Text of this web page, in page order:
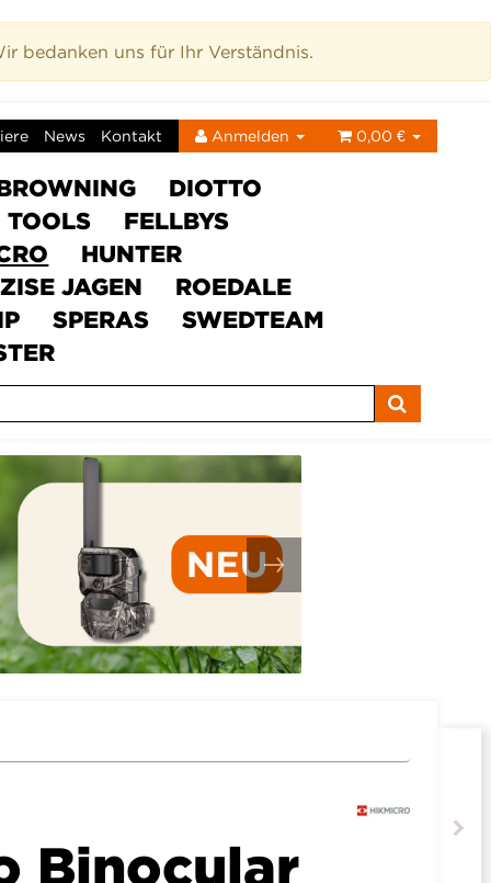
bedanken uns für Ihr Verständnis.
News Kontakt Anmelden 0,00 €
DIOTTO
TOOLS
FELLBYS
HUNTER
JAGEN
ROEDALE
SPERAS
SWEDTEAM
Binocular